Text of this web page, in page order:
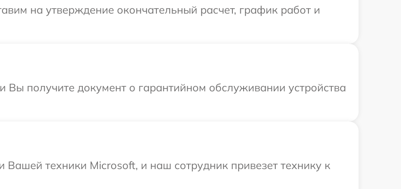
на утверждение окончательный расчет, график работ и
Вы получите документ о гарантийном обслуживании устройства
Вашей техники Microsoft, и наш сотрудник привезет технику к